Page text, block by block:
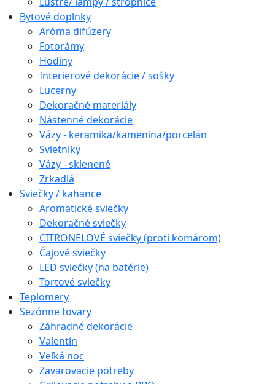
Bytové doplnky
Aróma difúzery
Fotorámy
Hodiny
Interierové dekorácie / sošky
Lucerny
Dekoračné materiály
Nástenné dekorácie
Vázy - keramika/kamenina/porcelán
Svietniky
Vázy - sklenené
Zrkadlá
Sviečky / kahance
Aromatické sviečky
Dekoračné sviečky
CITRONELOVÉ sviečky (proti komárom)
Čajové sviečky
LED sviečky (na batérie)
Tortové sviečky
Teplomery
Sezónne tovary
Záhradné dekorácie
Valentín
Veľká noc
Zavarovacie potreby